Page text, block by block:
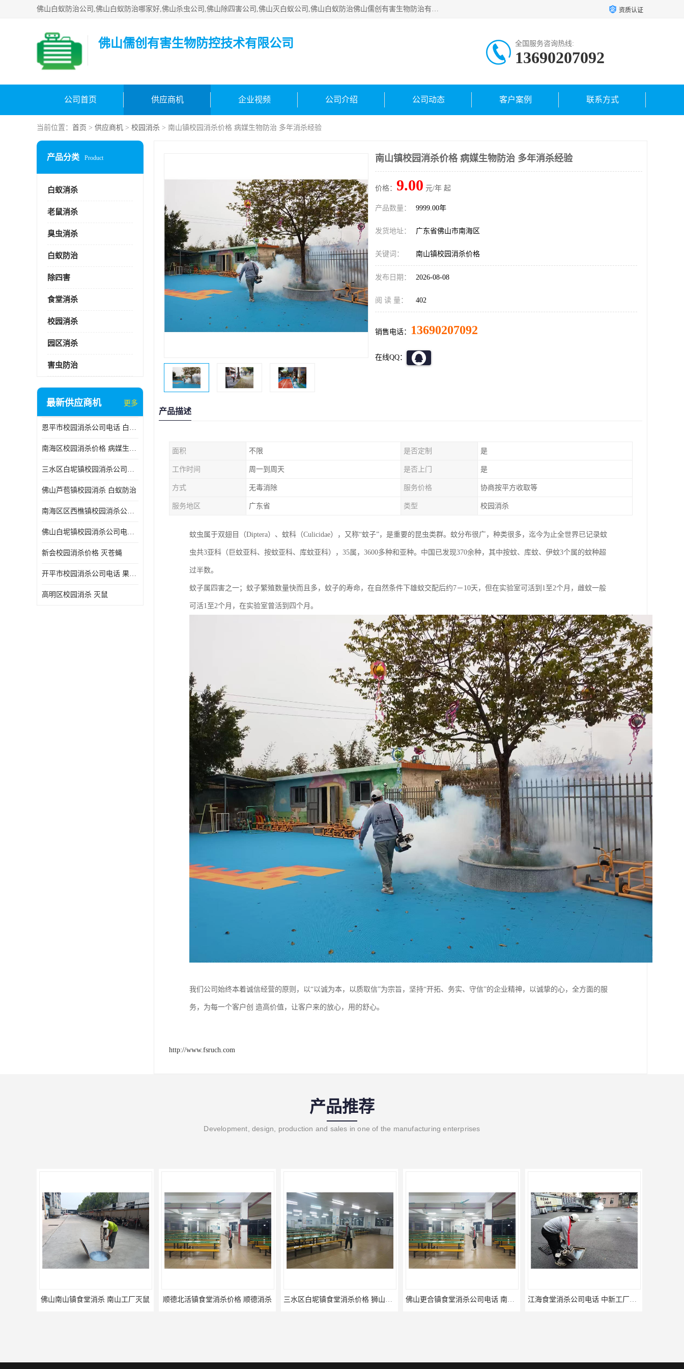
佛山白蚁防治公司,佛山白蚁防治哪家好,佛山杀虫公司,佛山除四害公司,佛山灭白蚁公司,佛山白蚁防治佛山儒创有害生物防治有限公司是一家佛山杀虫公司、佛山除四害公司、佛山灭白蚁公司、佛山白蚁防治公司，让您远离虫害困扰。要问佛山白蚁防治哪家好？佛山儒创有害生物防治有限公司全佛山、广州，正规公司，上门勘查，可靠，售后有保障。 资质认证
佛山儒创有害生物防控技术有限公司 全国服务咨询热线:
13690207092
公司首页 供应商机 企业视频 公司介绍 公司动态 客户案例 联系方式
当前位置： 首页 > 供应商机 > 校园消杀 > 南山镇校园消杀价格 病媒生物防治 多年消杀经验
产品分类 Product
白蚁消杀
老鼠消杀
臭虫消杀
白蚁防治
除四害
食堂消杀
校园消杀
园区消杀
害虫防治
最新供应商机 更多
恩平市校园消杀公司电话 白蚁工程
南海区校园消杀价格 病媒生物防治
三水区白坭镇校园消杀公司电话 消杀记录表
佛山芦苞镇校园消杀 白蚁防治
南海区区西樵镇校园消杀公司 害虫防治
佛山白坭镇校园消杀公司电话 除四害
新会校园消杀价格 灭苍蝇
开平市校园消杀公司电话 果蝇防治
高明区校园消杀 灭鼠
南山镇校园消杀价格 病媒生物防治 多年消杀经验
价格： 9.00 元/年 起
产品数量： 9999.00年
发货地址： 广东省佛山市南海区
关键词： 南山镇校园消杀价格
发布日期： 2026-08-08
阅 读 量： 402
销售电话： 13690207092
在线QQ：
产品描述
面积 不限 是否定制 是
工作时间 周一到周天 是否上门 是
方式 无毒消除 服务价格 协商按平方收取等
服务地区 广东省 类型 校园消杀
蚊虫属于双翅目（Diptera）、蚊科（Culicidae），又称“蚊子”，是重要的昆虫类群。蚊分布很广，种类很多，迄今为止全世界已记录蚊
虫共3亚科（巨蚊亚科、按蚊亚科、库蚊亚科），35属，3600多种和亚种。中国已发现370余种，其中按蚊、库蚊、伊蚊3个属的蚊种超
过半数。
蚊子属四害之一；蚊子繁殖数量快而且多，蚊子的寿命，在自然条件下雄蚊交配后约7－10天，但在实验室可活到1至2个月，雌蚊一般
可活1至2个月，在实验室曾活到四个月。
我们公司始终本着诚信经营的原则，以“以诚为本，以质取信”为宗旨，坚持“开拓、务实、守信”的企业精神，以诚挚的心，全方面的服
务，为每一个客户创 造高价值，让客户来的放心，用的舒心。
http://www.fsruch.com
产品推荐
Development, design, production and sales in one of the manufacturing enterprises
南山工厂灭鼠 顺德北活镇食堂消杀价格 顺德消杀 三水区白坭镇食堂消杀价格 狮山工厂灭鼠云 佛山更合镇食堂消杀公司电话 南海消杀 江海食堂消杀公司电话 中新工厂灭鼠